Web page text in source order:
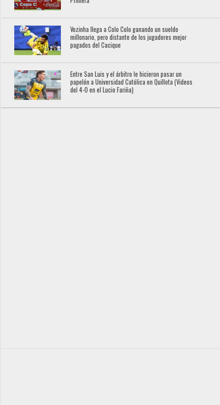
Vozinha llega a Colo Colo ganando un sueldo
millonario, pero distante de los jugadores mejor
pagados del Cacique
Entre San Luis y el árbitro le hicieron pasar un
papelón a Universidad Católica en Quillota (Videos
del 4-0 en el Lucio Fariña)